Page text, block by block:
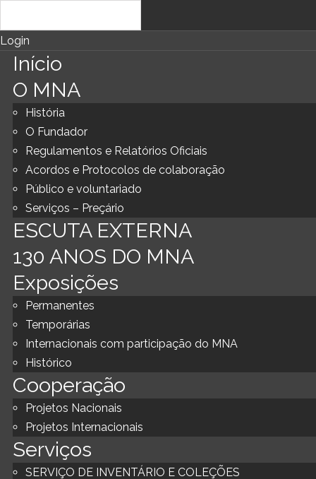
Login
Início
O MNA
História
O Fundador
Regulamentos e Relatórios Oficiais
Acordos e Protocolos de colaboração
Público e voluntariado
Serviços – Preçário
ESCUTA EXTERNA
130 ANOS DO MNA
Exposições
Permanentes
Temporárias
Internacionais com participação do MNA
Histórico
Cooperação
Projetos Nacionais
Projetos Internacionais
Serviços
SERVIÇO DE INVENTÁRIO E COLEÇÕES